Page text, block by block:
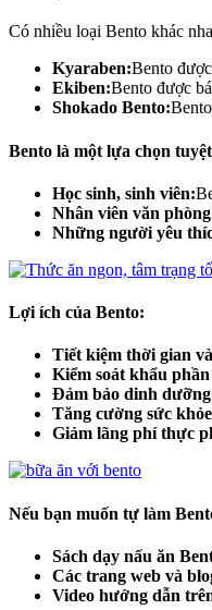
Có nhiều loại Bento khác
Kyaraben:Bento
Ekiben:Bento được
Shokado Bento:
Bento là một lựa chọn
Học sinh, sinh viên:
Nhân viên văn
Những người yêu
Lợi ích của Bento:
Tiết kiệm thời gian
Kiểm soát khẩu
Đảm bảo dinh
Tăng cường sức
Giảm lãng phí thực
Nếu bạn muốn tự làm
Sách dạy nấu ăn
Các trang web và
Video hướng dẫn